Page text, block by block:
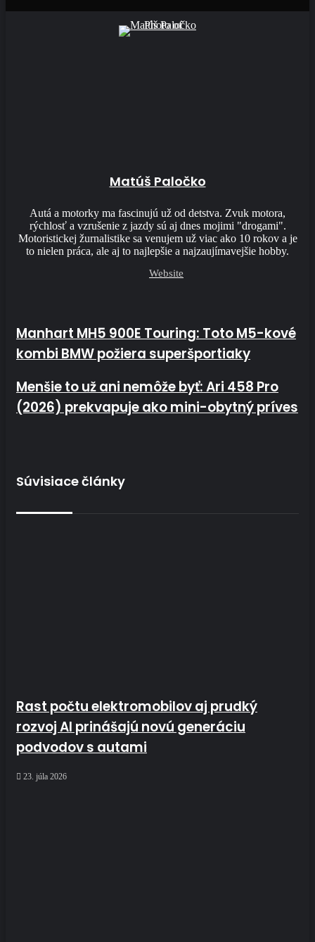
Matúš Paločko
Autá a motorky ma fascinujú už od detstva. Zvuk motora,
rýchlosť a vzrušenie z jazdy sú aj dnes mojimi "drogami".
Motoristickej žurnalistike sa venujem už viac ako 10 rokov a je
to nielen práca, ale aj to najlepšie a najzaujímavejšie hobby.
Website
Manhart MH5 900E Touring: Toto M5-kové kombi BMW
požiera superšportiaky
Manhart MH5 900E Touring: Toto M5-kové
kombi BMW požiera superšportiaky
Menšie to už ani nemôže byť: Ari 458 Pro (2026) prekvapuje
ako mini-obytný príves
Menšie to už ani nemôže byť: Ari 458 Pro
(2026) prekvapuje ako mini-obytný príves
Súvisiace články
Rast počtu elektromobilov aj prudký
rozvoj AI prinášajú novú generáciu
podvodov s autami
23. júla 2026